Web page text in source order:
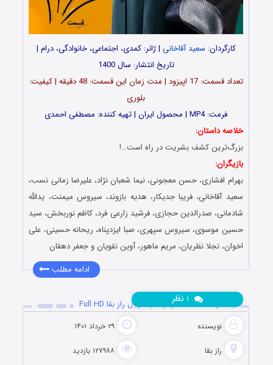
کارگردان: سعید آقاخانی | ژانر: کمدی، اجتماعی، خانوادگی، درام |
تاریخ انتشار: سال 1400
تعداد قسمت: 17 اپیزود | مدت زمان این قسمت: 48 دقیقه | کیفیت:
بلوری
فرمت: MP4 | محصول ایران | تهیه کننده: مصطفی احمدی
خلاصه داستان:
بزرگ‌ترین کشف بشریت در راه است…!
بازیگران:
بهرام افشاری، حسن معجونی، نیما شعبان نژاد، علیرضا زمانی نسب،
سعید آقاخانی، فریبا جدیکار، هدیه بازوند، سیروس میمنت، یدالله
شادمانی، صدرالدین حجازی، فرشید زارعی فرد، کاظم نوربخش، سید
حسین موسوی، سیروس سپهری، صبا ایزدپناه، ریحانه حسینی، علی
اخوان، نجلا نظریان، مریم ماهور، آوین نقویان و جعفر دهقان
ادامه مطلب
دانلود قسمت 15 پانزدهم سریال راز بقا Full HD
نویسنده ۲۹ خرداد ۱۴۰۱
راز بقا ۱۲۷۹۸۸ بازدید
نظر